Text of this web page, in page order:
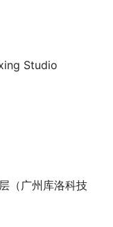
Studio
（广州库洛科技